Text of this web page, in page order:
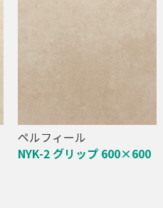
ペルフィール
NYK-2 グリップ 600×600